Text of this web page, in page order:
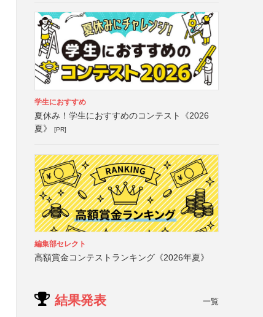
学生におすすめ
夏休み！学生におすすめのコンテスト《2026
夏》
[PR]
編集部セレクト
高額賞金コンテストランキング《2026年夏》
結果発表 一覧